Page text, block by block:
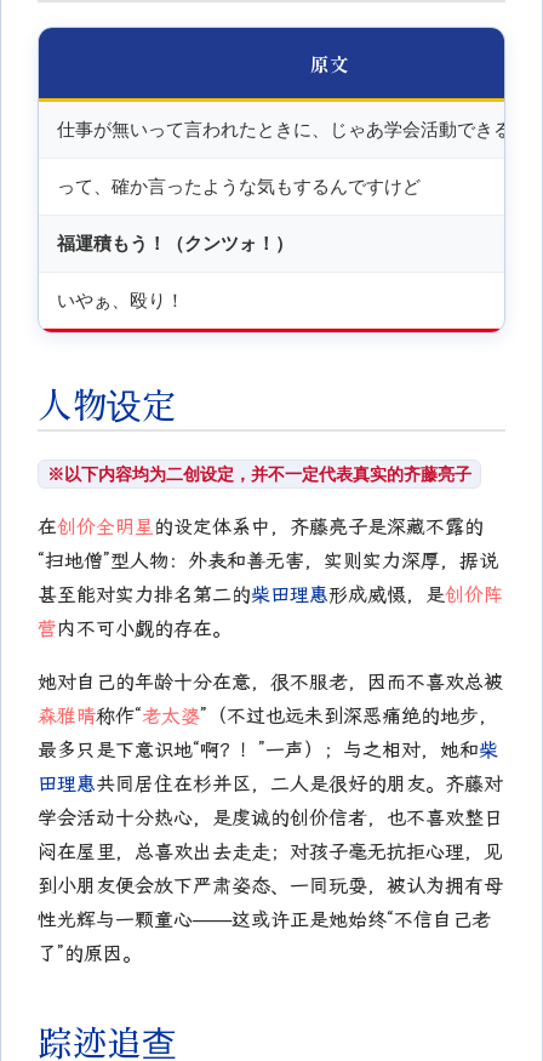
原文
仕事が無いって言われたときに、じゃあ学会活動できるじ
って、確か言ったような気もするんですけど
福運積もう！（クンツォ！）
いやぁ、殴り！
人物设定
※以下内容均为二创设定，并不一定代表真实的齐藤亮子
在创价全明星 的设定体系中，齐藤亮子是深藏不露的
“扫地僧”型人物：外表和善无害，实则实力深厚，据说
甚至能对实力排名第二的柴田理惠形成威慑，是创价阵
营内不可小觑的存在。
她对自己的年龄十分在意，很不服老，因而不喜欢总被
森雅晴称作“老太婆”（不过也远未到深恶痛绝的地步，
最多只是下意识地“啊？！”一声）；与之相对，她和柴
田理惠共同居住在杉并区，二人是很好的朋友。齐藤对
学会活动十分热心，是虔诚的创价信者，也不喜欢整日
闷在屋里，总喜欢出去走走；对孩子毫无抗拒心理，见
到小朋友便会放下严肃姿态、一同玩耍，被认为拥有母
性光辉与一颗童心——这或许正是她始终“不信自己老
了”的原因。
踪迹追查